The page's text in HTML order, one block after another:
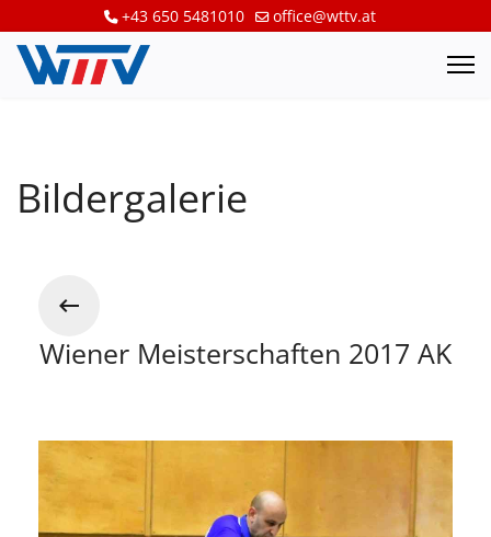
+43 650 5481010 office@wttv.at
Bildergalerie
Wiener Meisterschaften 2017 AK